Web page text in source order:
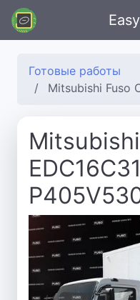
Готовые работы
Mitsubishi Fuso